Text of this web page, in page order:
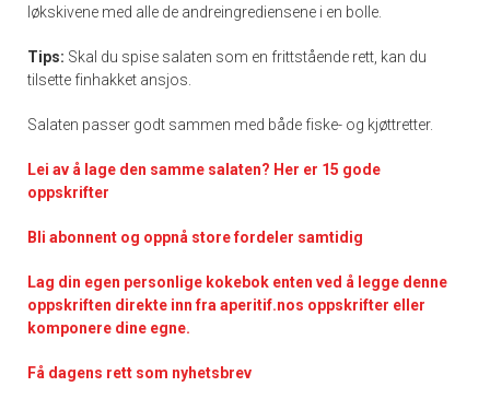
løkskivene med alle de andreingrediensene i en bolle.
Tips: Skal du spise salaten som en frittstående rett, kan du
tilsette finhakket ansjos.
Salaten passer godt sammen med både fiske- og kjøttretter.
Lei av å lage den samme salaten? Her er 15 gode
oppskrifter
Bli abonnent og oppnå store fordeler samtidig
Lag din egen personlige kokebok enten ved å legge denne
oppskriften direkte inn fra aperitif.nos oppskrifter eller
komponere dine egne.
Få dagens rett som nyhetsbrev